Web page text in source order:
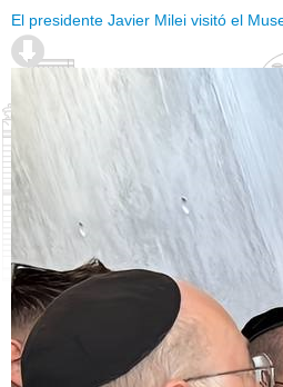
El presidente Javier Milei visitó el